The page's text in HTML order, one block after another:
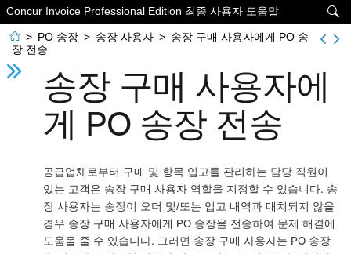

Concur Invoice Professional Edition 최종 사용자 도움말
 > PO 송장 > 송장 사용자 > 송장 구매 사용자에게 PO 송
장 전송
송장 구매 사용자에
게 PO 송장 전송
공급업체로부터 구매 및 항목 입고를 관리하는 담당 직원이
있는 고객은 송장 구매 사용자 역할을 지정할 수 있습니다. 송
장 사용자는 송장이 오더 및/또는 입고 내역과 매치되지 않을
경우 송장 구매 사용자에게 PO 송장을 전송하여 문제 해결에
도움을 줄 수 있습니다. 그러면 송장 구매 사용자는 PO 송장